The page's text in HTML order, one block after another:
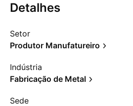
Detalhes
Setor
Produtor Manufatureiro
Indústria
Fabricação de Metal
Sede